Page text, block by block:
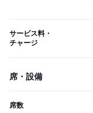
サービス料・
チャージ
席・設備
席数